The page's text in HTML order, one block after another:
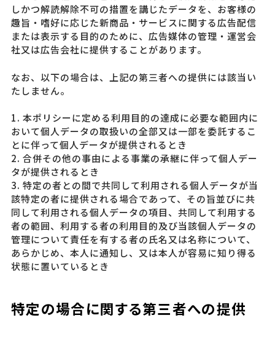
しかつ解読解除不可の措置を講じたデータを、お客様の
趣旨・嗜好に応じた新商品・サービスに関する広告配信
または表示する目的のために、広告媒体の管理・運営会
社又は広告会社に提供することがあります。
なお、以下の場合は、上記の第三者への提供には該当い
たしません。
1. 本ポリシーに定める利用目的の達成に必要な範囲内に
おいて個人データの取扱いの全部又は一部を委託するこ
とに伴って個人データが提供されるとき
2. 合併その他の事由による事業の承継に伴って個人デー
タが提供されるとき
3. 特定の者との間で共同して利用される個人データが当
該特定の者に提供される場合であって、その旨並びに共
同して利用される個人データの項目、共同して利用する
者の範囲、利用する者の利用目的及び当該個人データの
管理について責任を有する者の氏名又は名称について、
あらかじめ、本人に通知し、又は本人が容易に知り得る
状態に置いているとき
特定の場合に関する第三者への提供